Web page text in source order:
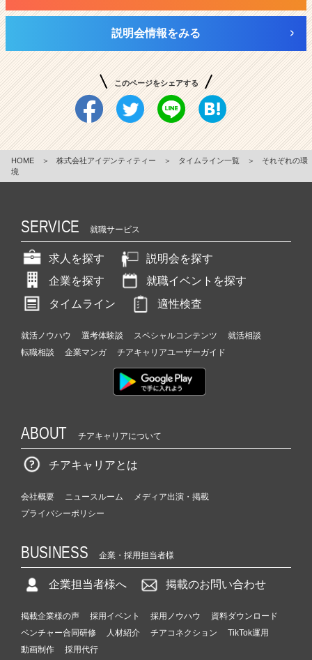
説明会情報をみる
このページをシェアする
HOME ＞ 株式会社アイデンティティー ＞ タイムライン一覧 ＞
それぞれの環
境
SERVICE 就職サービス
求人を探す
説明会を探す
企業を探す
就職イベントを探す
タイムライン
適性検査
就活ノウハウ 選考体験談 スペシャルコンテンツ
就活相談
転職相談
企業マンガ チアキャリアユーザーガイド
ABOUT チアキャリアについて
チアキャリアとは
会社概要 ニュースルーム
メディア出演・掲載
プライバシーポリシー
BUSINESS 企業・採用担当者様
企業担当者様へ 掲載のお問い合わせ
掲載企業様の声 採用イベント 採用ノウハウ
資料ダウンロード
ベンチャー合同研修
人材紹介 チアコネクション
TikTok運用
動画制作
採用代行